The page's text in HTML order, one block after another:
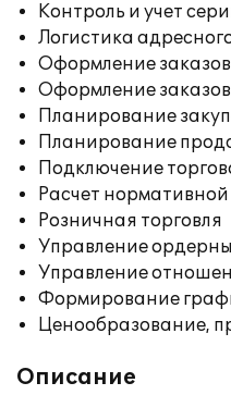
Контроль и учет
Логистика
Оформление
Оформление
Планирование
Планирование
Подключение
Расчет нормативной
Розничная торговля
Управление
Управление
Формирование
Ценообразование,
Описание